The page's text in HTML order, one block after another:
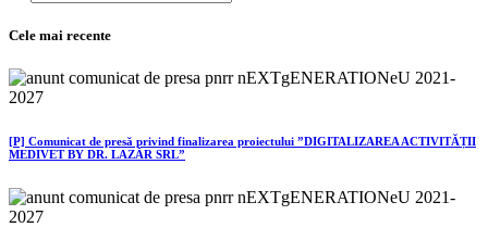
Cele mai recente
[P] Comunicat de presă privind finalizarea proiectului ”DIGITALIZAREA ACTIVITĂȚII
MEDIVET BY DR. LAZĂR SRL”